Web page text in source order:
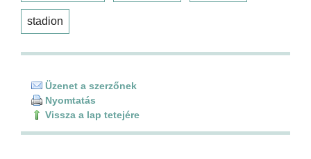
stadion
Üzenet a szerzőnek
Nyomtatás
Vissza a lap tetejére